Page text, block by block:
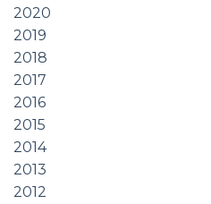
2020
2019
2018
2017
2016
2015
2014
2013
2012